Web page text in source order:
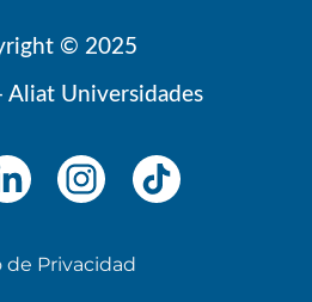
© 2025
Aliat Universidades
de Privacidad